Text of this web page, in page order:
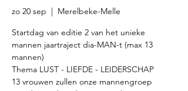
zo 20 sep
  |
Merelbeke-Melle
Startdag van editie 2 van het unieke
mannen jaartraject dia-MAN-t (max 13
mannen)
Thema LUST - LIEFDE - LEIDERSCHAP
13 vrouwen zullen onze mannengroep